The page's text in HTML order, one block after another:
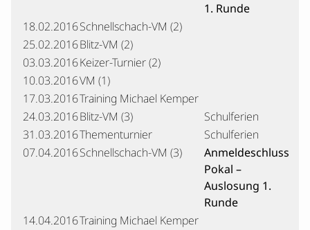
1. Runde
18.02.2016Schnellschach-VM (2)
25.02.2016Blitz-VM (2)
03.03.2016Keizer-Turnier (2)
10.03.2016VM (1)
17.03.2016Training Michael Kemper
24.03.2016Blitz-VM (3)
Schulferien
31.03.2016Thementurnier
Schulferien
07.04.2016Schnellschach-VM (3)
Anmeldeschluss
Pokal –
Auslosung 1.
Runde
14.04.2016Training Michael Kemper